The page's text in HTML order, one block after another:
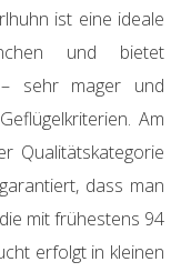
ist eine ideale
und bietet
sehr mager und
Am
Qualitätskategorie
dass man
mit frühestens 94
erfolgt in kleinen